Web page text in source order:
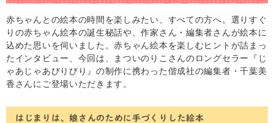
赤ちゃんとの絵本の時間を楽しみたい、すべての方へ。選りすぐ
りの赤ちゃん絵本の誕生秘話や、作家さん・編集者さんが絵本に
込めた思いを伺いました。赤ちゃん絵本を楽しむヒントが詰まっ
たインタビュー、今回は、まついのりこさんのロングセラー『じ
ゃあじゃあびりびり』の制作に携わった偕成社の編集者・千葉美
香さんにご登場いただきます。
はじまりは、娘さんのために手づくりした絵本